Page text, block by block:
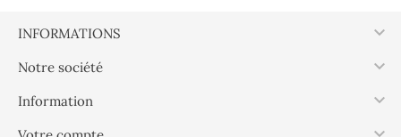
INFORMATIONS 
Notre société 
Information 